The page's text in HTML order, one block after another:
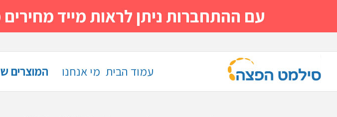
עם ההתחברות ניתן לראות מייד מחירים
עמוד הבית מי אנחנו המוצרים